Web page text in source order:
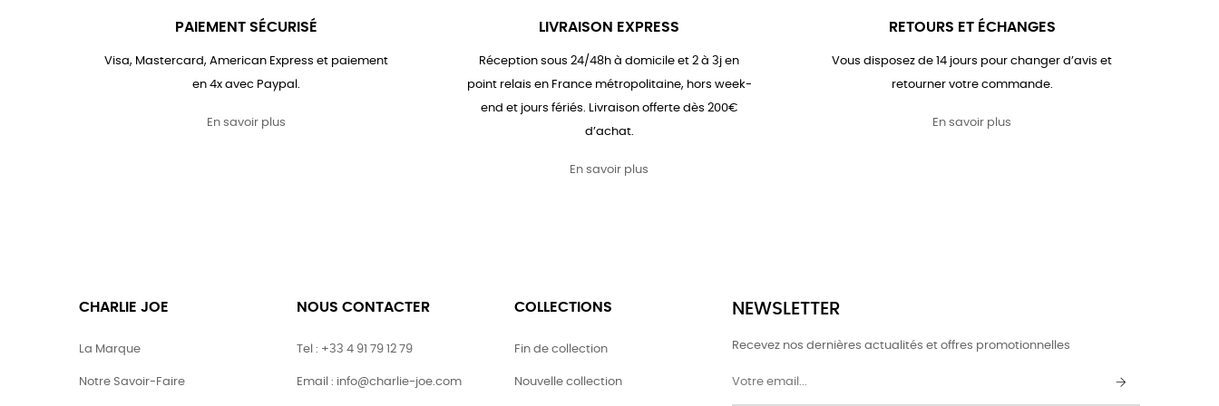
PAIEMENT SÉCURISÉ
Visa, Mastercard, American Express et paiement
en 4x avec Paypal.
En savoir plus
LIVRAISON EXPRESS
Réception sous 24/48h à domicile et 2 à 3j en
point relais en France métropolitaine, hors week-
end et jours fériés. Livraison offerte dès 200€
d’achat.
En savoir plus
RETOURS ET ÉCHANGES
Vous disposez de 14 jours pour changer d’avis et
retourner votre commande.
En savoir plus
CHARLIE JOE
La Marque
Notre Savoir-Faire
NOUS CONTACTER
Tel : +33 4 91 79 12 79
Email : info@charlie-joe.com
COLLECTIONS
Fin de collection
Nouvelle collection
NEWSLETTER
Recevez nos dernières actualités et offres promotionnelles